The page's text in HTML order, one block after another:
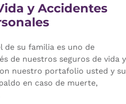
y Accidentes
de su familia es uno de
de nuestros seguros de vida y
nuestro portafolio usted y su
en caso de muerte,